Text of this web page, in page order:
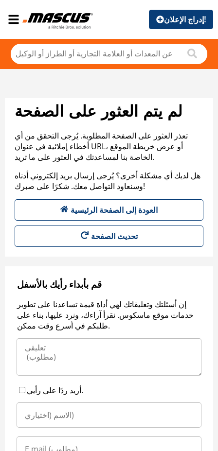
إدراج الإعلان!
لم يتم العثور على الصفحة
تعذر العثور على الصفحة المطلوبة. يُرجى التحقق من أي
أخطاء إملائية في عنوان URL، أو عرض خريطة الموقع
الخاصة بنا لمساعدتك في العثور على ما تريد.
هل لديك أي مشكلة أخرى؟ يُرجى إرسال بريد إلكتروني أدناه
وسنعاود التواصل معك. شكرًا على صبرك!
العودة إلى الصفحة الرئيسية
تحديث الصفحة
قم بأبداء رأيك بالأسفل
إن أسئلتك وتعليقاتك لهي أداة قيمة تساعدنا على تطوير
خدمات موقع ماسكوس. نقرأ آراءك، ونرد عليها، بناء على
طلبكم في أسرع وقت ممكن.
أريد ردًا على رأيي.